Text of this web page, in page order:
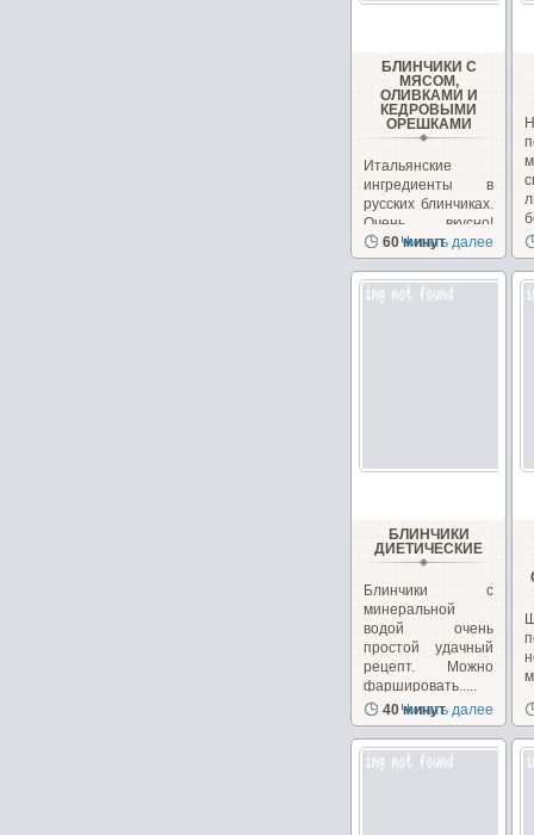
БЛИНЧИКИ С
МЯСОМ,
ОЛИВКАМИ И
КЕДРОВЫМИ
ОРЕШКАМИ
Итальянские
ингредиенты в
русских блинчиках.
Очень вкусно!
Необычно, на
сайте...
60 минут
Читать далее
БЛИНЧИКИ
ДИЕТИЧЕСКИЕ
Блинчики с
минеральной
водой очень
простой удачный
рецепт. Можно
фаршировать.....
40 минут
Читать далее